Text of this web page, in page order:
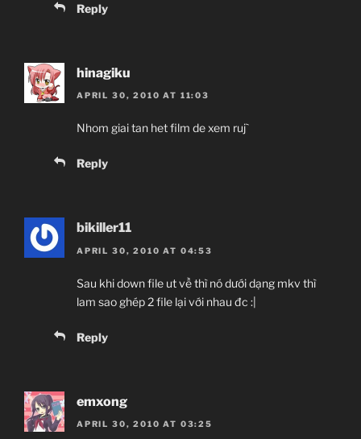
Reply
hinagiku
APRIL 30, 2010 AT 11:03
Nhom giai tan het film de xem ruj`
Reply
bikiller11
APRIL 30, 2010 AT 04:53
Sau khi down file ut về thì nó dưới dạng mkv thì
lam sao ghép 2 file lại với nhau đc :|
Reply
emxong
APRIL 30, 2010 AT 03:25